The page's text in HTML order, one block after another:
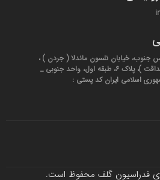
جنوب، خیابان نلسون ماندلا ( جردن ) ،
کوچه انصاری ( صداقت )، پلاک ۶، طبقه اول، واحد جنوبی _
اسلامی ایران کد پستی :
فدراسیون گلف محفوظ است.